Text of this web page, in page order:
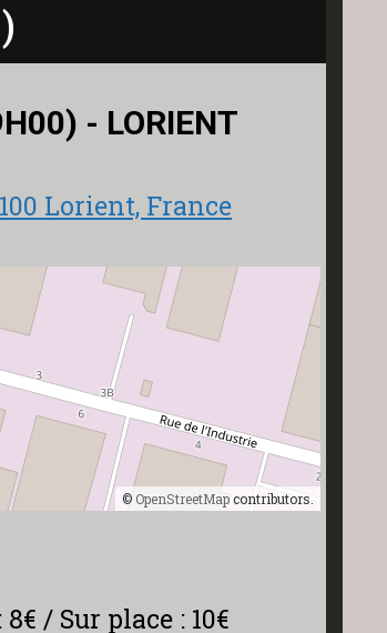
- LORIENT
Lorient, France
© OpenStreetMapcontributors.
/ Sur place : 10€